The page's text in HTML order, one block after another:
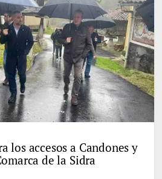
los accesos a Candones y
de la Sidra